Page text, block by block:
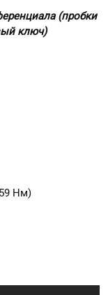
(пробки
ключ)
Нм)